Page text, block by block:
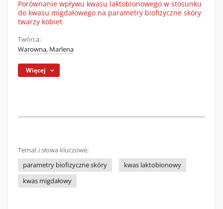
Porównanie wpływu kwasu laktobionowego w stosunku
do kwasu migdałowego na parametry biofizyczne skóry
twarzy kobiet
Twórca:
Warowna, Marlena
Więcej
Temat i słowa kluczowe:
parametry biofizyczne skóry
kwas laktobionowy
kwas migdałowy